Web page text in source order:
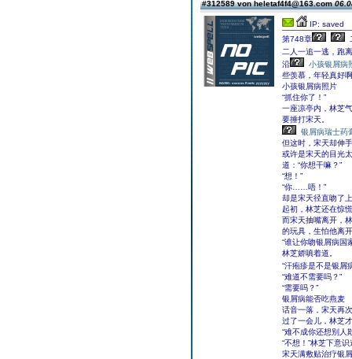
#312589 von heletaf4f4@163.com
IP: saved
第748章
二人一追一逃，跑
沿
小孩银屑病
些羡慕，年轻真好
小孩银屑病照片
“抓住你了！”
一座凉亭内，林芝
要捶打宋天。
银屑病瑞士药
但这时，宋天却伸
或许是宋天的目光
道：“你想干嘛？”
“想！”
“你……唔！”
却是宋天径直吻了
起初，林芝还在惊
而宋天抽嘴离开，
的玩具，生怕他离
“谁让你吻银屑病国
林芝娇嗔着道。
“汗疱疹是不是银屑
“难道不需要吗？”
“需要吗？”
银屑病能否吃燕麦
话音一落，宋天再
过了一会儿，林芝
“难不成你还想别人
“不想！”林芝下意识
宋天满敷贴治疗银